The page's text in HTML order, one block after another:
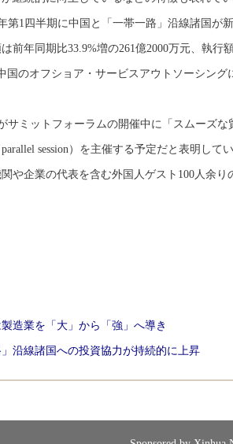
第1四半期に中国と「一帯一路」沿線諸国が
前年同期比33.9%増の261億2000万元、執行
国のオフショア・サービスアウトソーシング
サミットフォーラムの開催中に「スムーズな
session）を主催する予定だと表明して
や企業の代表を含む外国人ゲスト100人余り
造業を「大」から「強」へ導き
沿線諸国への投資協力が持続的に上昇